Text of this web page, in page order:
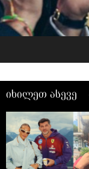
იხილეთ ასევე